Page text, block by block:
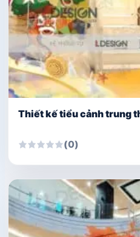
Thiết kế tiểu cảnh trung
(0)